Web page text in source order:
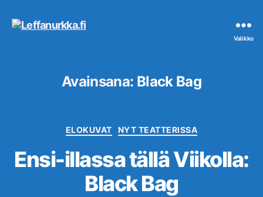
Valikko
Avainsana: Black Bag
Kategoriat
ELOKUVAT NYT TEATTERISSA
Ensi-illassa tällä Viikolla:
Black Bag